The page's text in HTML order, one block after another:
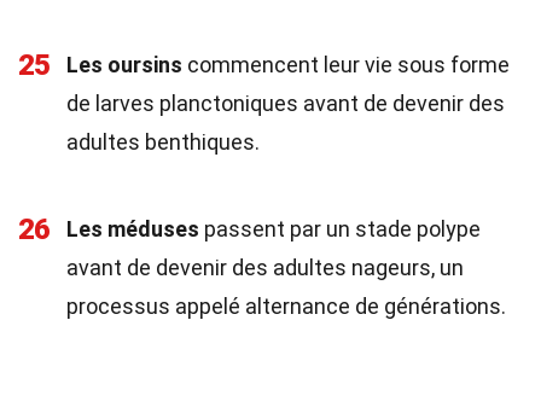
25 Les oursins commencent leur vie sous forme
de larves planctoniques avant de devenir des
adultes benthiques.
26 Les méduses passent par un stade polype
avant de devenir des adultes nageurs, un
processus appelé alternance de générations.